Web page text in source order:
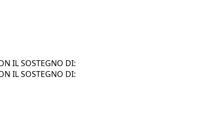
IL SOSTEGNO DI:
IL SOSTEGNO DI: